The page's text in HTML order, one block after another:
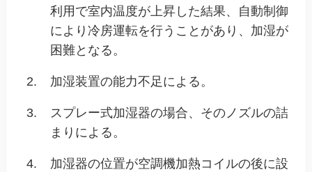
利用で室内温度が上昇した結果、自動制御
により冷房運転を行うことがあり、加湿が
困難となる。
2. 加湿装置の能力不足による。
3.
スプレー式加湿器の場合、そのノズルの詰
まりによる。
4.
加湿器の位置が空調機加熱コイルの後に設